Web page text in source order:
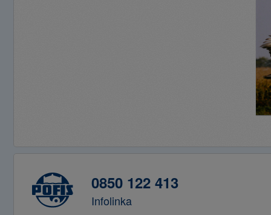
0850 122 413
Infolinka